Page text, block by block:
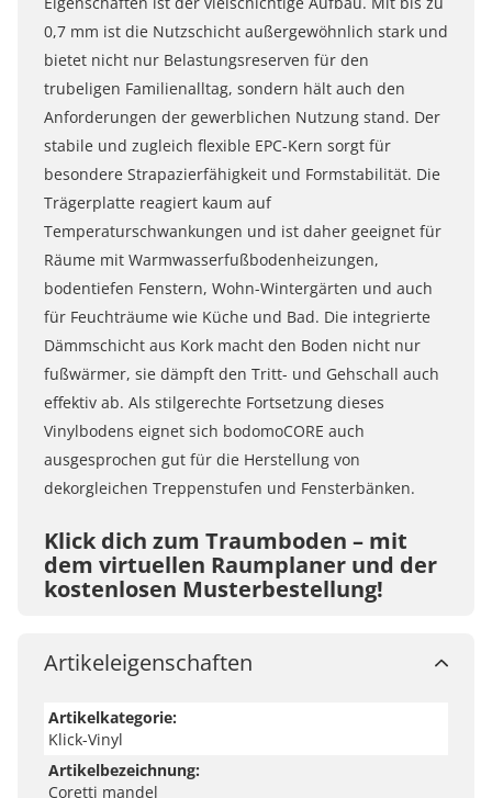
0,7 mm ist die Nutzschicht außergewöhnlich stark und
bietet nicht nur Belastungsreserven für den
trubeligen Familienalltag, sondern hält auch den
Anforderungen der gewerblichen Nutzung stand. Der
stabile und zugleich flexible EPC-Kern sorgt für
besondere Strapazierfähigkeit und Formstabilität. Die
Trägerplatte reagiert kaum auf
Temperaturschwankungen und ist daher geeignet für
Räume mit Warmwasserfußbodenheizungen,
bodentiefen Fenstern, Wohn-Wintergärten und auch
für Feuchträume wie Küche und Bad. Die integrierte
Dämmschicht aus Kork macht den Boden nicht nur
fußwärmer, sie dämpft den Tritt- und Gehschall auch
effektiv ab. Als stilgerechte Fortsetzung dieses
Vinylbodens eignet sich bodomoCORE auch
ausgesprochen gut für die Herstellung von
dekorgleichen Treppenstufen und Fensterbänken.
Klick dich zum Traumboden – mit
dem virtuellen Raumplaner und der
kostenlosen Musterbestellung!
Traumboden mit nur einem Klick verlegen. Lade ein
Foto von deinem Raum hoch und teste deinen
Traumboden in deinem Zuhause. Du kannst aber
auch die Musterräume nutzen und Wandfarben und
Böden frei kombinieren. Wenn du dir ganz sicher sein
Artikeleigenschaften
Artikelkategorie:
Klick-Vinyl
Artikelbezeichnung:
Coretti mandel